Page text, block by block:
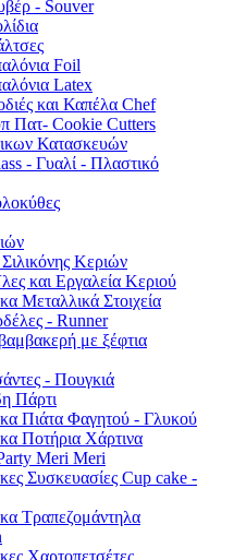
- Souver
Foil
Latex
και Καπέλα Chef
Πατ- Cookie Cutters
Κατασκευών
- Γυαλί - Πλαστικό
Κεριών
και Εργαλεία Κεριού
Μεταλλικά Στοιχεία
- Runner
με ξέφτια
- Πουγκιά
Πάρτι
Πιάτα Φαγητού - Γλυκού
Ποτήρια Χάρτινα
Meri Meri
Συσκευασίες Cup cake -
Τραπεζομάντηλα